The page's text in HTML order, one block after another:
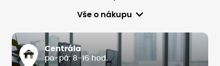
Vše o nákupu
Centrála
po-pá: 8-16 hod.